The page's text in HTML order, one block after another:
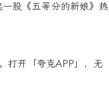
股《五等分的新娘》热
打开「夸克APP」，无